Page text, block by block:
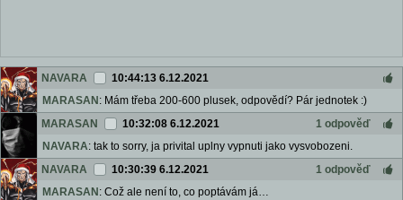
NAVARA
10:44:13 6.12.2021
MARASAN : Mám třeba 200-600 plusek, odpovědí? Pár jednotek :)
MARASAN
10:32:08 6.12.2021
1 odpověď
NAVARA: tak to sorry, ja privital uplny vypnuti jako vysvobozeni.
NAVARA
10:30:39 6.12.2021
1 odpověď
MARASAN : Což ale není to, co poptávám já…